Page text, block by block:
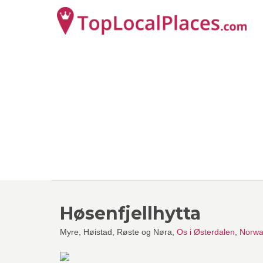
Høsenfjellhytta
Myre, Høistad, Røste og Nøra, Os i Østerdalen